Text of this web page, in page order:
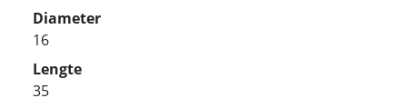
Diameter
16
Lengte
35